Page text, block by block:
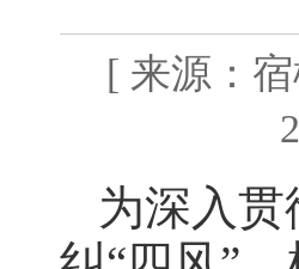
[ 来源：
为深入